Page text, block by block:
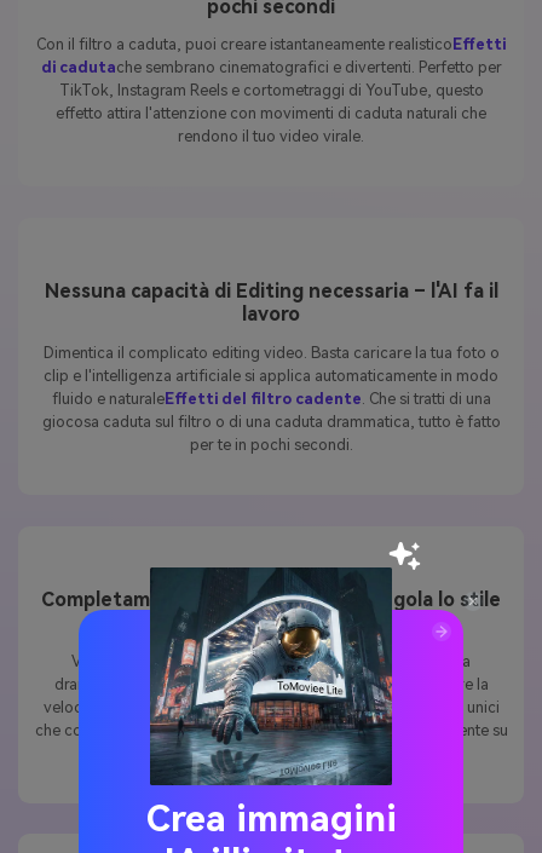
Con il filtro a caduta, puoi creare istantaneamente realistico
di caduta che sembrano cinematografici e divertenti. Perfetto per
TikTok, Instagram Reels e cortometraggi di YouTube, questo
effetto attira l'attenzione con movimenti di caduta naturali che
rendono il tuo video virale.
lavoro
clip e l'intelligenza artificiale si applica automaticamente in modo
fluido e naturaleEffetti del filtro cadente. Che si tratti di una
giocosa caduta sul filtro o di una caduta drammatica, tutto è fatto
per te in pochi secondi.
Completamente personalizzabile – regola lo stile
e l'umore
Vuoi una caduta divertente o una caduta cinematografica
drammatica? Il
Filtro cadente TikTokConsente di regolare la
velocità, l'angolazione e l'umore di sfondo per creare video unici
che corrispondono al tuo stile di narrazione. Ogni caduta si sente su
misura per la vostra visione.
Crea immagini